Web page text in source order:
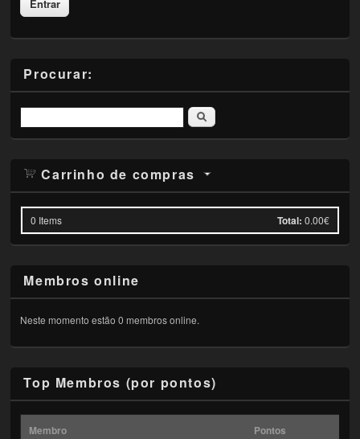
Procurar:
Pesquisar
Carrinho de compras
0 Items Total: 0.00€
Membros online
Neste momento estão 0 membros online.
Top Membros (por pontos)
Membro Pontos